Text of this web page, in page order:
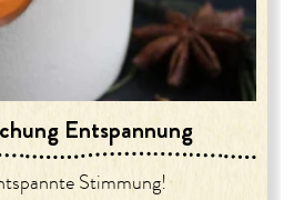
Entspannung
Stimmung!